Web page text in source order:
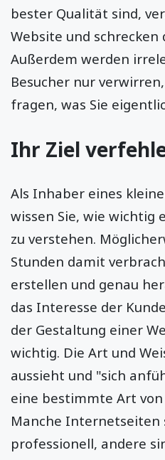
bester Qualität sind,
Website und schrecken
Außerdem werden
Besucher nur
fragen, was Sie
Ihr Ziel
Als Inhaber eines
wissen Sie, wie wichtig
zu verstehen.
Stunden damit
erstellen und genau
das Interesse der
der Gestaltung einer
wichtig. Die Art und
aussieht und "sich
eine bestimmte Art
Manche Internetseiten
professionell, andere